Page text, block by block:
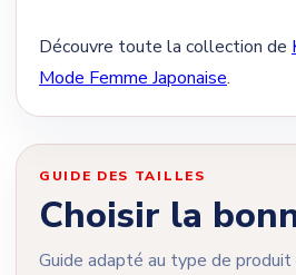
Découvre toute la collection de
Mode Femme Japonaise.
GUIDE DES TAILLES
Choisir la
Guide adapté au type de produit